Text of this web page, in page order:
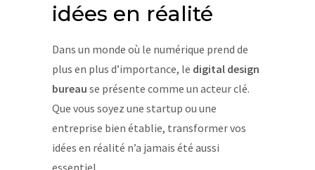
idées en réalité
Dans un monde où le numérique prend de
plus en plus d’importance, le digital design
bureau se présente comme un acteur clé.
Que vous soyez une startup ou une
entreprise bien établie, transformer vos
idées en réalité n’a jamais été aussi
essentiel.